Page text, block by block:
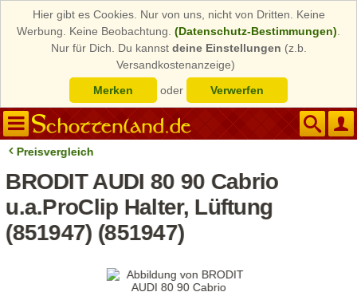
Hier gibt es Cookies. Nur von uns, nicht von Dritten. Keine
Werbung. Keine Beobachtung. (Datenschutz-Bestimmungen)
Nur für Dich. Du kannst deine Einstellungen (z.b.
Versandkostenanzeige)
Merken
oder Verwerfen
Preisvergleich
BRODIT AUDI 80 90 Cabrio
u.a.ProClip Halter, Lüftung
(851947) (851947)